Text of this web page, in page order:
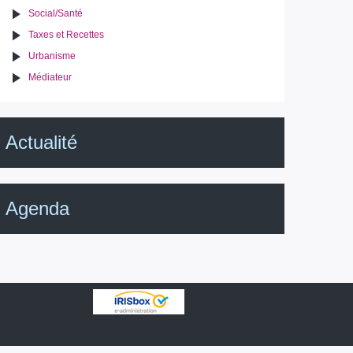
Social/Santé
Taxes et Recettes
Urbanisme
Médiateur
Actualité
Agenda